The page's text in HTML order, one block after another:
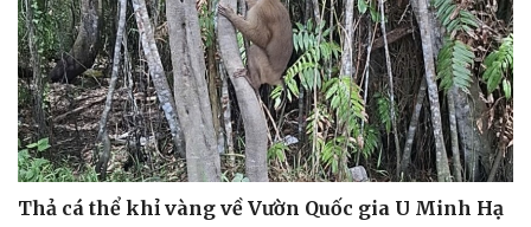
Thể thao
Lịch thi đấu bóng đá
Ô tô - Xe máy
Xe máy
Thả cá thể khỉ vàng về Vườn Quốc gia U Minh Hạ